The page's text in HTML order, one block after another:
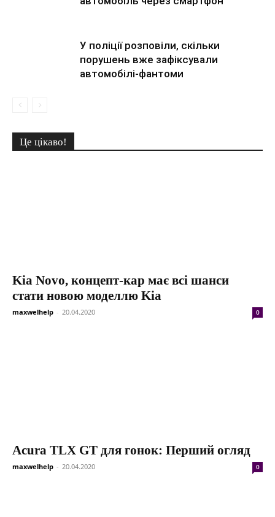
У поліції розповіли, скільки
порушень вже зафіксували
автомобілі-фантоми
Це цікаво!
Kia Novo, концепт-кар має всі шанси
стати новою моделлю Kia
maxwelhelp - 20.04.2020 0
Acura TLX GT для гонок: Перший огляд
maxwelhelp - 20.04.2020 0